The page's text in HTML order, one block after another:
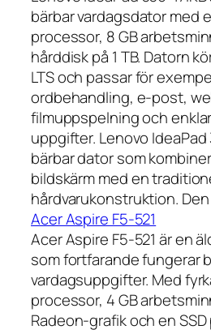
bärbar vardagsdator med
processor, 8 GB
hårddisk på 1 TB. Datorn
LTS och passar för
ordbehandling, e-post,
filmuppspelning och
uppgifter. Lenovo IdeaPad
bärbar dator som
bildskärm med en
hårdvarukonstruktion.
Acer Aspire F5-521
Acer Aspire F5-521 är en
som fortfarande fungerar
vardagsuppgifter. Med
processor, 4 GB
Radeon-grafik och en SSD